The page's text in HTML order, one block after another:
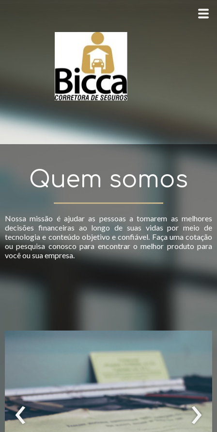
Quem somos
Nossa missão é ajudar as pessoas a tomarem as melhores
decisões financeiras ao longo de suas vidas por meio de
tecnologia e conteúdo objetivo e confiável. Faça uma cotação
ou pesquisa conosco para encontrar o melhor produto para
você ou sua empresa.
‹ ›